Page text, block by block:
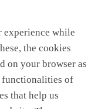
experience while
the cookies
on your browser as
functionalities of
that help us